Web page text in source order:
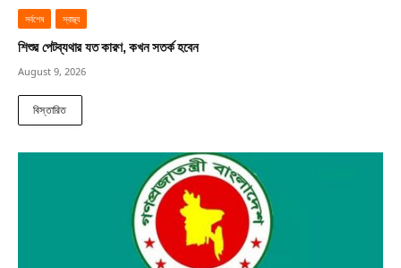
সর্বশেষ স্বাস্থ্য
শিশুর পেটব্যথার যত কারণ, কখন সতর্ক হবেন
August 9, 2026
বিস্তারিত